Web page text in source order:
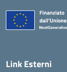
Link Esterni